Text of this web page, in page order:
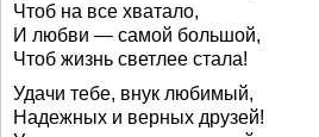
Чтоб на все хватало,
И любви — самой большой,
Чтоб жизнь светлее стала!
Удачи тебе, внук любимый,
Надежных и верных друзей!